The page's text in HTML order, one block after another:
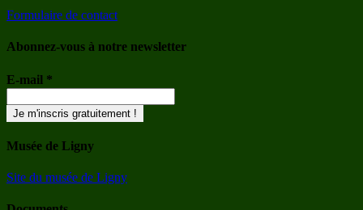
Formulaire de contact
Abonnez-vous à notre newsletter
E-mail *
Musée de Ligny
Site du musée de Ligny